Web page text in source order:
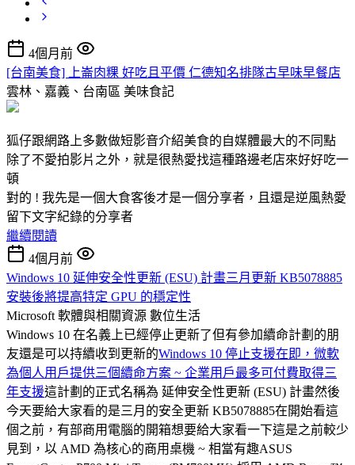
4個月前
[台南美食] 上崙肉粿 好吃且平價 仁德知名排隊古早味早餐店
雲林、嘉義、台南區 美味食記
狐仔跟網路上多數做短影音介紹美食的自媒體最大的不同點
除了不愛拍影片之外，就是很熱愛找這種路邊老店來好好吃一
頓
對的 ! 我先是一個大食客後才是一個分享者，且還是逆風熱愛
留下文字紀錄的分享者
繼續閱讀
4個月前
Windows 10 延伸安全性更新 (ESU) 計畫三月更新 KB5078885
安裝後將提高特定 GPU 的穩定性
Microsoft 軟體與相關資源 數位生活
Windows 10 在名義上已經停止更新了但有參加續命計劃的朋
友還是可以持續收到更新的Windows 10 停止支援在即，微軟
為個人用戶提供三個續命方案 ~ 企業用戶最多可付費取得三
年支援這計劃的正式名稱為 延伸安全性更新 (ESU) 計畫然後
今天要給大家看的是三月的安全更新 KB5078885在開始看這
個之前，有部商用電腦的開箱想要給大家看一下這是之前較少
見到，以 AMD 為核心的商用桌機 ~ 相當有趣ASUS